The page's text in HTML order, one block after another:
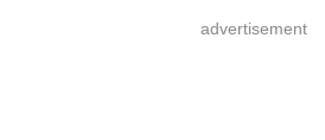
advertisement